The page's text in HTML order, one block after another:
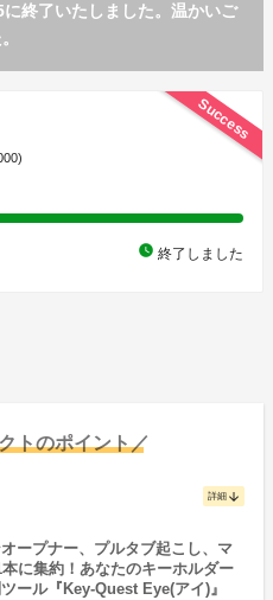
終了いたしました。温かいご
Success
watch_later 終了しました
トのポイント／
詳細 arrow_downward
ープナー、プルタブ起こし、マ
に集約！あなたのキーホルダー
ール『Key-Quest Eye(アイ)』